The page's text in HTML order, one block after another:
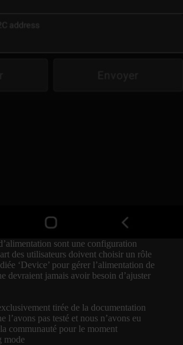
sont une configuration
des utilisateurs doivent choisir un rôle
‘Device’ pour gérer l’alimentation de
devraient jamais avoir besoin d’ajuster
tirée de la documentation
l’avons pas testé et nous n’avons eu
communauté pour le moment
mode